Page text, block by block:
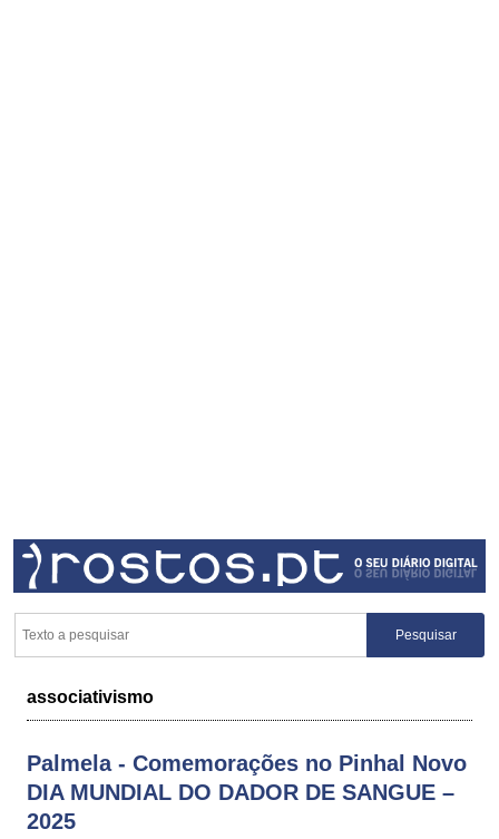
associativismo
Palmela - Comemorações no Pinhal Novo
DIA MUNDIAL DO DADOR DE SANGUE –
2025